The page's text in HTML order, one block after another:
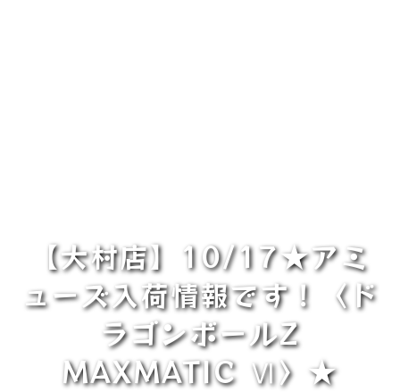
【大村店】10/17★アミ
ューズ入荷情報です！〈ド
ラゴンボールZ
MAXMATIC Ⅵ〉★